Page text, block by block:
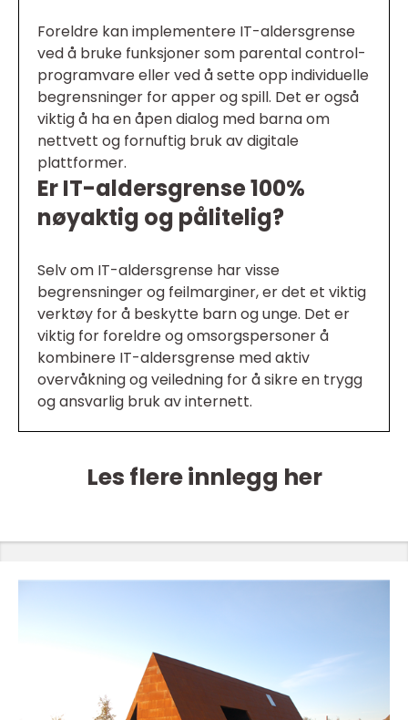
Foreldre kan implementere IT-aldersgrense
ved å bruke funksjoner som parental control-
programvare eller ved å sette opp individuelle
begrensninger for apper og spill. Det er også
viktig å ha en åpen dialog med barna om
nettvett og fornuftig bruk av digitale
plattformer.
Er IT-aldersgrense 100%
nøyaktig og pålitelig?
Selv om IT-aldersgrense har visse
begrensninger og feilmarginer, er det et viktig
verktøy for å beskytte barn og unge. Det er
viktig for foreldre og omsorgspersoner å
kombinere IT-aldersgrense med aktiv
overvåkning og veiledning for å sikre en trygg
og ansvarlig bruk av internett.
Les flere innlegg her